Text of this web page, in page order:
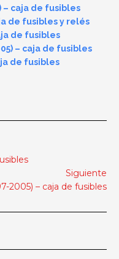
– caja de fusibles
de fusibles y relés
de fusibles
– caja de fusibles
de fusibles
Siguiente
2005) – caja de fusibles